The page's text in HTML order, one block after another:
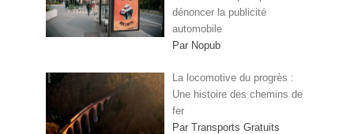
dénoncer la publicité
automobile
Par Nopub
La locomotive du progrès :
Une histoire des chemins de
fer
Par Transports Gratuits